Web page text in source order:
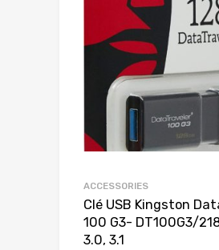
ACCESSORIES
Clé USB Kingston
100 G3- DT100G3/
3.0, 3.1